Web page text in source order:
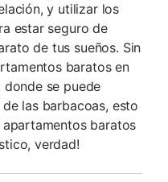
y utilizar los
estar seguro de
de tus sueños. Sin
baratos en
donde se puede
las barbacoas, esto
baratos
verdad!